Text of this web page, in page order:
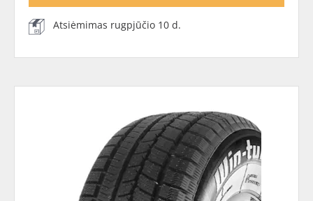
Atsiėmimas rugpjūčio 10 d.